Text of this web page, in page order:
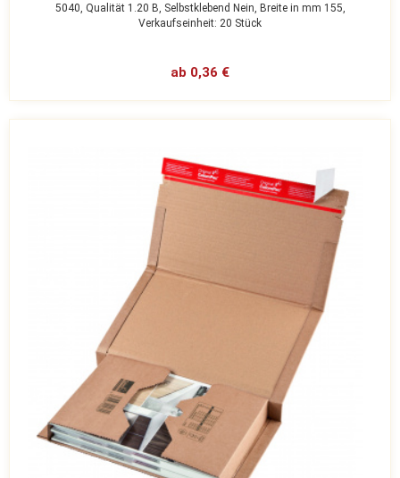
5040, Qualität 1.20 B, Selbstklebend Nein, Breite in mm 155,
Verkaufseinheit: 20 Stück
ab 0,36 €